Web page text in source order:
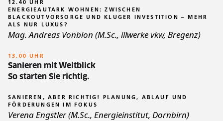
12.40 UHR
ENERGIEAUTARK WOHNEN: ZWISCHEN
BLACKOUTVORSORGE UND KLUGER INVESTITION – MEHR
ALS NUR LUXUS?
Mag. Andreas Vonblon (M.Sc., illwerke vkw, Bregenz)
13.00 UHR
Sanieren mit Weitblick
So starten Sie richtig.
SANIEREN, ABER RICHTIG! PLANUNG, ABLAUF UND
FÖRDERUNGEN IM FOKUS
Verena Engstler (M.Sc., Energieinstitut, Dornbirn)